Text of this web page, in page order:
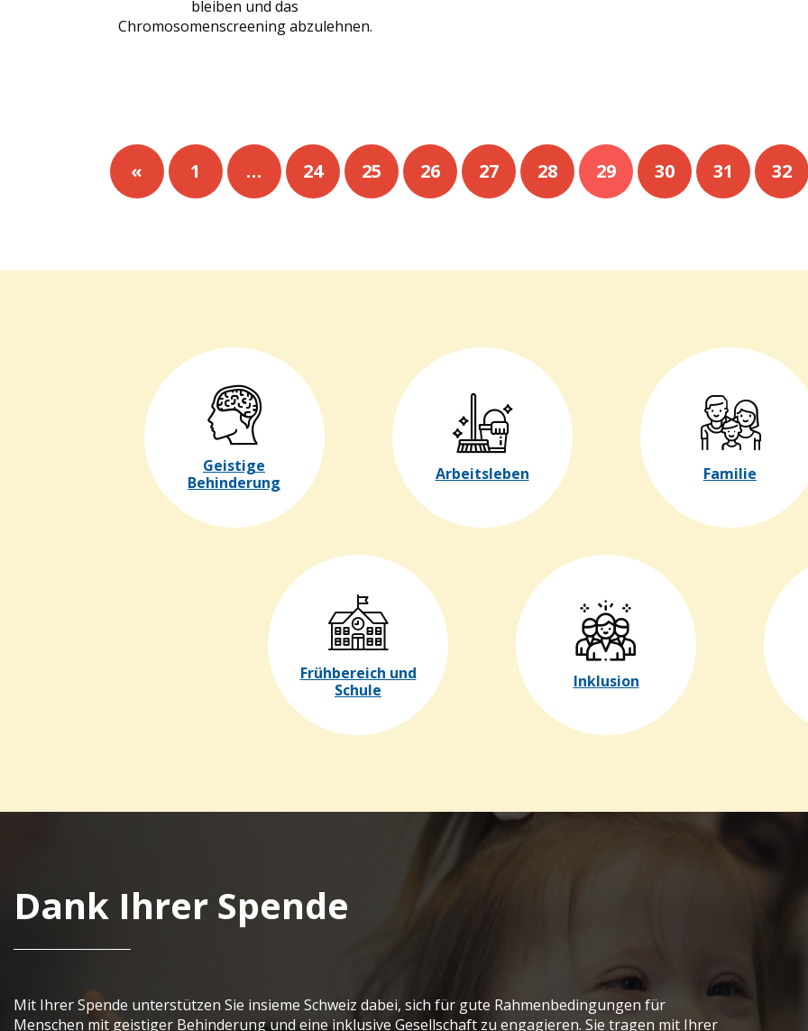
bleiben und das
Chromosomenscreening abzulehnen.
« 1 … 24 25 26 27 28 29 30 31 32
Geistige
Behinderung
Arbeitsleben Familie
Frühbereich und
Schule
Inklusion
Dank Ihrer Spende
Mit Ihrer Spende unterstützen Sie insieme Schweiz dabei, sich für gute Rahmenbedingungen für
Menschen mit geistiger Behinderung und eine inklusive Gesellschaft zu engagieren. Sie tragen mit Ihrer